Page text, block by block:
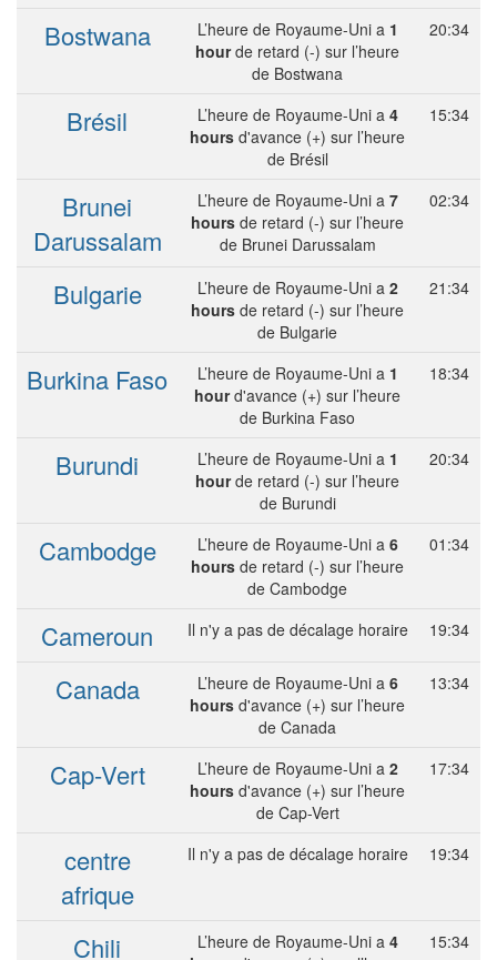
Bostwana L’heure de Royaume-Uni a 1
hourde retard (-) sur l’heure
de Bostwana
20:34
Brésil L’heure de Royaume-Uni a 4
hours d'avance (+) sur l’heure
de Brésil
15:34
Brunei
Darussalam
L’heure de Royaume-Uni a 7
hours de retard (-) sur l’heure
de Brunei Darussalam
02:34
Bulgarie L’heure de Royaume-Uni a 2
hours de retard (-) sur l’heure
de Bulgarie
21:34
Burkina Faso L’heure de Royaume-Uni a 1
hourd'avance (+) sur l’heure
de Burkina Faso
18:34
Burundi L’heure de Royaume-Uni a 1
hourde retard (-) sur l’heure
de Burundi
20:34
Cambodge L’heure de Royaume-Uni a 6
hours de retard (-) sur l’heure
de Cambodge
01:34
Cameroun Il n'y a pas de décalage horaire 19:34
Canada L’heure de Royaume-Uni a 6
hours d'avance (+) sur l’heure
de Canada
13:34
Cap-Vert L’heure de Royaume-Uni a 2
hours d'avance (+) sur l’heure
de Cap-Vert
17:34
centre
afrique
Il n'y a pas de décalage horaire 19:34
Chili L’heure de Royaume-Uni a 4
15:34